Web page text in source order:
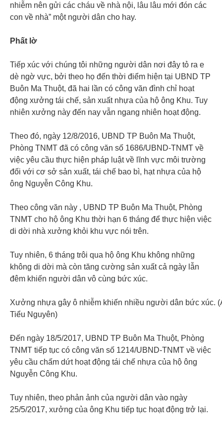
nhiễm nên gửi các cháu về nhà nội, lâu lâu mới đón các
con về nhà” một người dân cho hay.
Phất lờ
Tiếp xúc với chúng tôi những người dân nơi đây tỏ ra e
dè ngờ vực, bởi theo họ đến thời điểm hiện tại UBND TP
Buôn Ma Thuột, đã hai lần có công văn đình chỉ hoạt
động xưởng tái chế, sản xuất nhựa của hộ ông Khu. Tuy
nhiên xưởng này đến nay vẫn ngang nhiên hoạt động.
Theo đó, ngày 12/8/2016, UBND TP Buôn Ma Thuột,
Phòng TNMT đã có công văn số 1686/UBND-TNMT về
việc yêu cầu thực hiện pháp luật về lĩnh vực môi trường
đối với cơ sở sản xuất, tái chế bao bì, hạt nhựa của hộ
ông Nguyễn Công Khu.
Theo công văn này , UBND TP Buôn Ma Thuột, Phòng
TNMT cho hộ ông Khu thời hạn 6 tháng để thực hiện việc
di dời nhà xưởng khỏi khu vực nói trên.
Tuy nhiên, 6 tháng trôi qua hộ ông Khu không những
không di dời mà còn tăng cường sản xuất cả ngày lẫn
đêm khiến người dân vô cùng bức xúc.
Xưởng nhựa gây ô nhiễm khiến nhiều người dân bức xúc.
Tiểu Nguyên)
Đến ngày 18/5/2017, UBND TP Buôn Ma Thuột, Phòng
TNMT tiếp tục có công văn số 1214/UBND-TNMT về việc
yêu cầu chấm dứt hoạt động tái chế nhựa của hộ ông
Nguyễn Công Khu.
Tuy nhiên, theo phản ảnh của người dân vào ngày
25/5/2017, xưởng của ông Khu tiếp tục hoạt động trở lại.